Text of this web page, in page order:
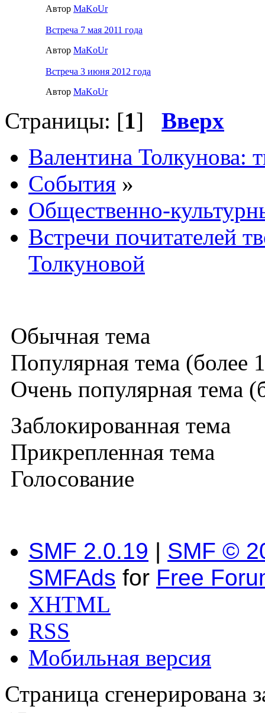
Автор MaKoUr
Встреча 7 мая 2011 года
Автор MaKoUr
Встреча 3 июня 2012 года
Автор MaKoUr
Страницы: [1] Вверх
Валентина Толкунова:
События »
Общественно-
Встречи почитателей
Толкуновой
Обычная тема
Популярная тема (более
Очень популярная тема
Заблокированная тема
Прикрепленная тема
Голосование
SMF 2.0.19 | SMF ©
SMFAds for Free
XHTML
RSS
Мобильная версия
Страница сгенерирована